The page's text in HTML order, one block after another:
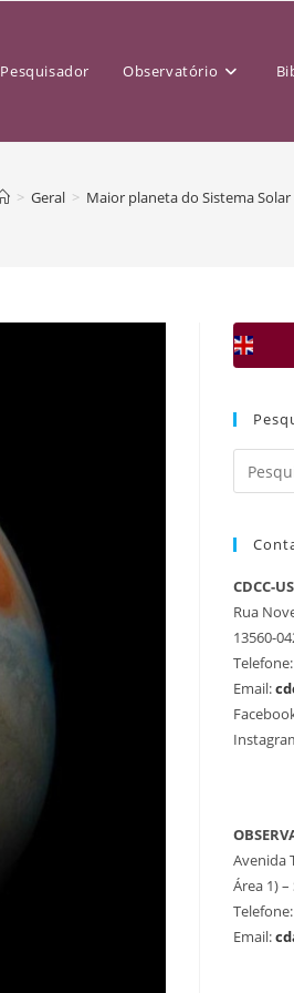
Pesquisador Observatório
> Geral > Maior planeta do Sistema
CDCC-
Rua
13560-
Email:
Avenida
Área 1) –
Email: